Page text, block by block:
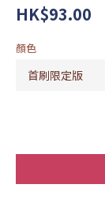
HK$93.00
顏色